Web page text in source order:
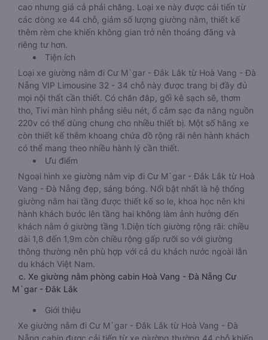
cao nhưng giá cả phải chăng. Loại xe này được cải tiến từ
các dòng xe 44 chỗ, giảm số lượng giường nằm, thiết kế
thêm rèm che khiến không gian trở nên thoáng đãng và
riêng tư hơn.
Tiện ích
Loại xe giường nằm đi Cư M`gar - Đắk Lắk từ Hoà Vang - Đà
Nẵng VIP Limousine 32 - 34 chỗ này được trang bị đầy đủ
mọi nội thất cần thiết. Có chăn đắp, gối kê sạch sẽ, thơm
tho, Tivi màn hình phẳng siêu nét, ổ cắm sạc đa năng nguồn
220v có thể dùng chung cho nhiều thiết bị. Một số hãng xe
còn thiết kế thêm khoang chứa đồ rộng rãi nên hành khách
có thể mang theo nhiều hành lý cần thiết.
Ưu điểm
Ngoại hình xe giường nằm vip đi Cư M`gar - Đắk Lắk từ Hoà
Vang - Đà Nẵng đẹp, sáng bóng. Nổi bật nhất là hệ thống
giường nằm hai tầng được thiết kế so le, khoa học nên khi
hành khách bước lên tầng hai không làm ảnh hưởng đến
khách nằm ở giường tầng 1.Diện tích giường rộng rãi: chiều
dài 1,8 đến 1,9m còn chiều rộng gấp rưỡi so với giường
thông thường nên phù hợp với cả du khách nước ngoài lẫn
du khách Việt Nam.
c. Xe giường nằm phòng cabin Hoà Vang - Đà Nẵng Cư
M`gar - Đắk Lắk
Giới thiệu
Xe giường nằm đi Cư M`gar - Đắk Lắk từ Hoà Vang - Đà
Nẵng cabin được cải tiến từ xe giường thường 44 chỗ khiến